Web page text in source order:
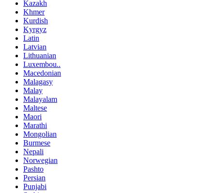
Kazakh
Khmer
Kurdish
Kyrgyz
Latin
Latvian
Lithuanian
Luxembou..
Macedonian
Malagasy
Malay
Malayalam
Maltese
Maori
Marathi
Mongolian
Burmese
Nepali
Norwegian
Pashto
Persian
Punjabi